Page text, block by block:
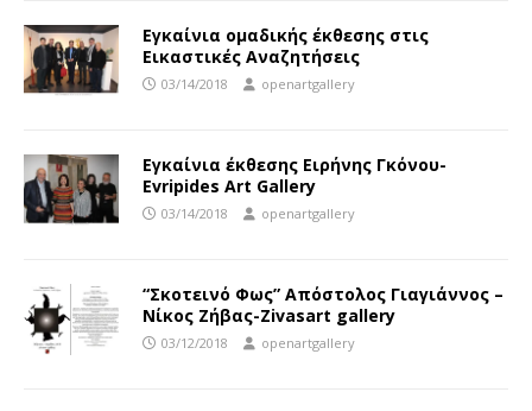
Εγκαίνια ομαδικής έκθεσης στις
Εικαστικές Αναζητήσεις
03/14/2018 openartgallery
Εγκαίνια έκθεσης Ειρήνης Γκόνου-
Evripides Art Gallery
03/14/2018 openartgallery
“Σκοτεινό Φως” Απόστολος Γιαγιάννος –
Νίκος Ζήβας-Zivasart gallery
03/12/2018 openartgallery